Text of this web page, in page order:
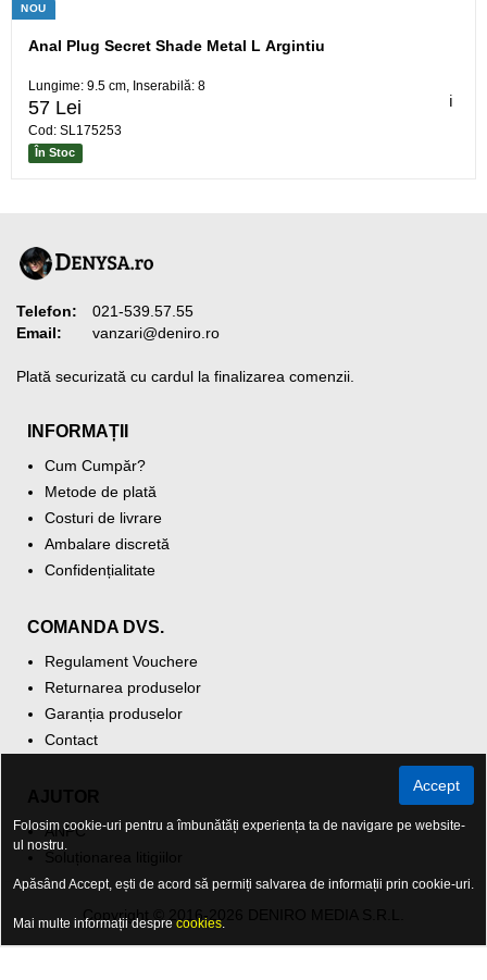
NOU
ℹ️
Anal Plug Secret Shade Metal L Argintiu
Lungime: 9.5 cm, Inserabilă: 8
57 Lei
Cod: SL175253
În Stoc
Telefon:
021-539.57.55
Email:
vanzari@deniro.ro
Plată securizată cu cardul la finalizarea comenzii.
INFORMAȚII
Cum Cumpăr?
Metode de plată
Costuri de livrare
Ambalare discretă
Confidențialitate
COMANDA DVS.
Regulament Vouchere
Returnarea produselor
Garanția produselor
Contact
ANPC
Copyright © 2016-2026 DENIRO MEDIA S.R.L.
Accept
Folosim cookie-uri pentru a îmbunătăți experiența ta de navigare pe website-
ul nostru.
Apăsând Accept, ești de acord să permiți salvarea de informații prin cookie-uri.
Mai multe informații despre cookies.